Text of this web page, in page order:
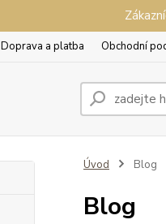
Doprava a platba Obchodní
Úvod Blog
Blog